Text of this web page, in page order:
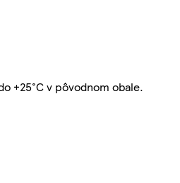
+25°C v pôvodnom obale.